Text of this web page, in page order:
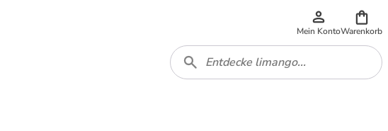
Mein KontoWarenkorb